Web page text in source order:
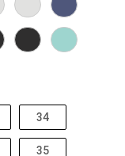
34
35